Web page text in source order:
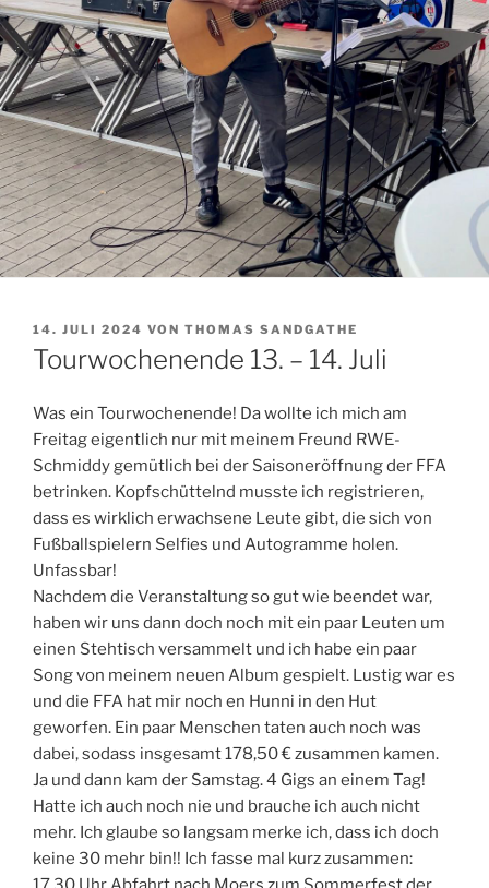
VERÖFFENTLICHT
AM
14. JULI 2024 VON THOMAS SANDGATHE
Tourwochenende 13. – 14. Juli
Was ein Tourwochenende! Da wollte ich mich am
Freitag eigentlich nur mit meinem Freund RWE-
Schmiddy gemütlich bei der Saisoneröffnung der FFA
betrinken. Kopfschüttelnd musste ich registrieren,
dass es wirklich erwachsene Leute gibt, die sich von
Fußballspielern Selfies und Autogramme holen.
Unfassbar!
Nachdem die Veranstaltung so gut wie beendet war,
haben wir uns dann doch noch mit ein paar Leuten um
einen Stehtisch versammelt und ich habe ein paar
Song von meinem neuen Album gespielt. Lustig war es
und die FFA hat mir noch en Hunni in den Hut
geworfen. Ein paar Menschen taten auch noch was
dabei, sodass insgesamt 178,50 € zusammen kamen.
Ja und dann kam der Samstag. 4 Gigs an einem Tag!
Hatte ich auch noch nie und brauche ich auch nicht
mehr. Ich glaube so langsam merke ich, dass ich doch
keine 30 mehr bin!! Ich fasse mal kurz zusammen: